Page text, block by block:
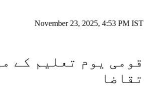
November 23, 2025, 4:53 PM IST
قومی یوم تعلیم کے
تقاضا